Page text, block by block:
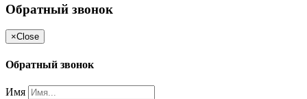
Обратный звонок
×Close
Обратный звонок
Имя